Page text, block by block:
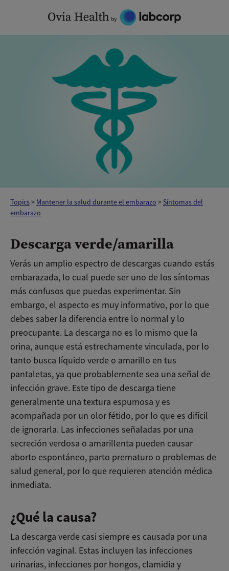
content
Topics> Mantener la salud durante el embarazo > Síntomas del
embarazo
Descarga verde/amarilla
Verás un amplio espectro de descargas cuando estás
embarazada, lo cual puede ser uno de los síntomas
más confusos que puedas experimentar. Sin
embargo, el aspecto es muy informativo, por lo que
debes saber la diferencia entre lo normal y lo
preocupante. La descarga no es lo mismo que la
orina, aunque está estrechamente vinculada, por lo
tanto busca líquido verde o amarillo en tus
pantaletas, ya que probablemente sea una señal de
infección grave. Este tipo de descarga tiene
generalmente una textura espumosa y es
acompañada por un olor fétido, por lo que es difícil
de ignorarla. Las infecciones señaladas por una
secreción verdosa o amarillenta pueden causar
aborto espontáneo, parto prematuro o problemas de
salud general, por lo que requieren atención médica
inmediata.
¿Qué la causa?
La descarga verde casi siempre es causada por una
infección vaginal. Estas incluyen las infecciones
urinarias, infecciones por hongos, clamidia y